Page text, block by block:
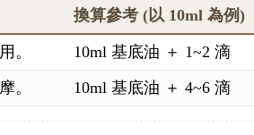
換算參考 (以 10ml 為例)
。
10ml 基底油 ＋ 1~2 滴
。 10ml 基底油 ＋ 4~6 滴